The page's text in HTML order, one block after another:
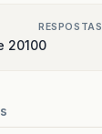
2010
RESPOSTAS
0